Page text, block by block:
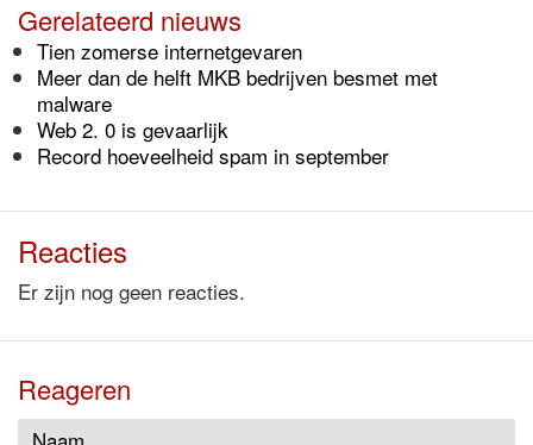
Gerelateerd nieuws
Tien zomerse internetgevaren
Meer dan de helft MKB bedrijven besmet met
malware
Web 2. 0 is gevaarlijk
Record hoeveelheid spam in september
Reacties
Er zijn nog geen reacties.
Reageren